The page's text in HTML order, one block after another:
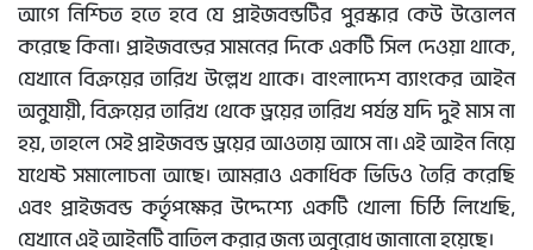
আগে নিশ্চিত হতে হবে যে প্রাইজবন্ডটির পুরস্কার কেউ উত্তোলন
করেছে কিনা। প্রাইজবন্ডের সামনের দিকে একটি সিল দেওয়া থাকে,
যেখানে বিক্রয়ের তারিখ উল্লেখ থাকে। বাংলাদেশ ব্যাংকের আইন
অনুযায়ী, বিক্রয়ের তারিখ থেকে ড্রয়ের তারিখ পর্যন্ত যদি দুই মাস না
হয়, তাহলে সেই প্রাইজবন্ড ড্রয়ের আওতায় আসে না। এই আইন নিয়ে
যথেষ্ট সমালোচনা আছে। আমরাও একাধিক ভিডিও তৈরি করেছি
এবং প্রাইজবন্ড কর্তৃপক্ষের উদ্দেশ্যে একটি খোলা চিঠি লিখেছি,
যেখানে এই আইনটি বাতিল করার জন্য অনুরোধ জানানো হয়েছে।